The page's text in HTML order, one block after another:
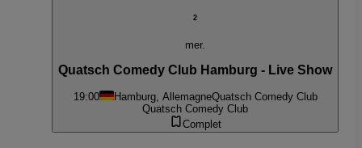
2
mer.
Quatsch Comedy Club Hamburg - Live Show
19:00 Hamburg, AllemagneQuatsch Comedy Club
Quatsch Comedy Club
Complet